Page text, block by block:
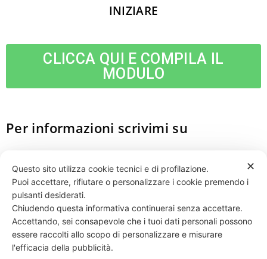
INIZIARE
CLICCA QUI E COMPILA IL
MODULO
Per informazioni scrivimi su
331 818 4777DANIELE ESPOSITO
✕
Questo sito utilizza cookie tecnici e di profilazione.
Puoi accettare, rifiutare o personalizzare i cookie premendo i
pulsanti desiderati.
Chiudendo questa informativa continuerai senza accettare.
Accettando, sei consapevole che i tuoi dati personali possono
essere raccolti allo scopo di personalizzare e misurare
l'efficacia della pubblicità.